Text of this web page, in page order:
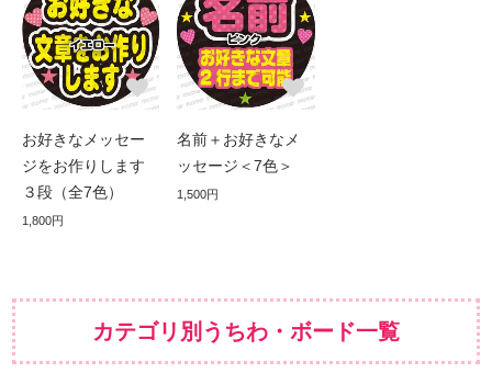
お好きなメッセー
ジをお作りします
３段（全7色）
1,800円
名前＋お好きなメ
ッセージ＜7色＞
1,500円
カテゴリ別うちわ・ボード一覧